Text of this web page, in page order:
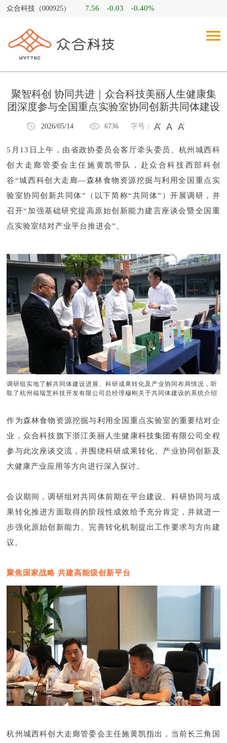
众合科技（000925） 7.56 -0.03 -0.40%
聚智科创 协同共进｜众合科技美丽人生健康集
团深度参与全国重点实验室协同创新共同体建设
2026/05/14 6736 字号：
5月13日上午，由省政协委员会客厅牵头委员、杭州城西科
创大走廊管委会主任施黄凯带队，赴众合科技西部科创
谷“城西科创大走廊—森林食物资源挖掘与利用全国重点实
验室协同创新共同体”（以下简称“共同体”）开展调研，并
召开“加强基础研究提高原始创新能力建言座谈会暨全国重
点实验室结对产业平台推进会”。
调研组实地了解共同体建设进展、科研成果转化及产业协同布局情况，听
取了杭州福瑞芝科技开发有限公司总经理穆刚关于共同体建设的系统介绍
作为森林食物资源挖掘与利用全国重点实验室的重要结对企
业，众合科技旗下浙江美丽人生健康科技集团有限公司全程
参与此次座谈交流，并围绕科研成果转化、产业协同创新及
大健康产业应用等方向进行深入探讨。
会议期间，调研组对共同体前期在平台建设、科研协同与成
果转化推进方面取得的阶段性成效给予充分肯定，并就进一
步强化原始创新能力、完善转化机制提出工作要求与方向建
议。
聚焦国家战略 共建高能级创新平台
杭州城西科创大走廊管委会主任施黄凯指出，当前长三角国